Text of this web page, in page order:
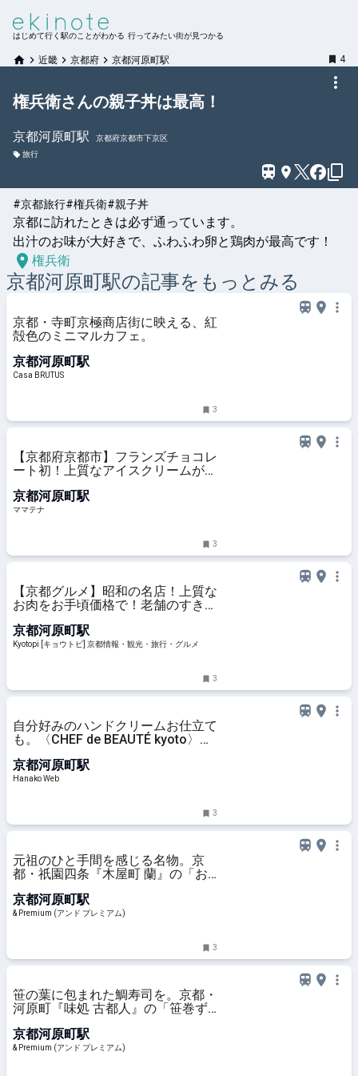
はじめて行く駅のことがわかる 行ってみたい街が見つかる
近畿 京都府 京都河原町駅 4
権兵衛さんの親子丼は最高！
京都河原町駅
京都府京都市下京区
旅行
#京都旅行#権兵衛#親子丼
京都に訪れたときは必ず通っています。
出汁のお味が大好きで、ふわふわ卵と鶏肉が最高です！
権兵衛
京都河原町駅の記事をもっとみる
京都・寺町京極商店街に映える、紅
殻色のミニマルカフェ。
京都河原町駅
Casa BRUTUS
3
【京都府京都市】フランズチョコレ
ート初！上質なアイスクリームが京
京都河原町駅
ママテナ
3
【京都グルメ】昭和の名店！上質な
お肉をお手頃価格で！老舗のすき焼
京都河原町駅
Kyotopi [キョウトピ] 京都情報・観光・旅行・グルメ
3
自分好みのハンドクリームお仕立て
も。〈CHEF de BEAUTÉ kyoto〉で
京都河原町駅
Hanako Web
3
元祖のひと手間を感じる名物。京
都・祇園四条『木屋町 蘭』の「お
vol.9】
京都河原町駅
& Premium (アンド プレミアム)
3
笹の葉に包まれた鯛寿司を。京都・
河原町『味処 古都人』の「笹巻ず
京都河原町駅
& Premium (アンド プレミアム)